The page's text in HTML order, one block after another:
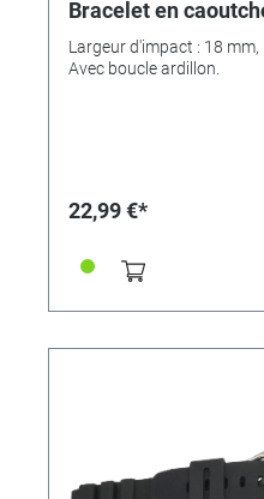
Bracelet en
Largeur d'impact : 18 mm,
Avec boucle ardillon.
22,99 €*